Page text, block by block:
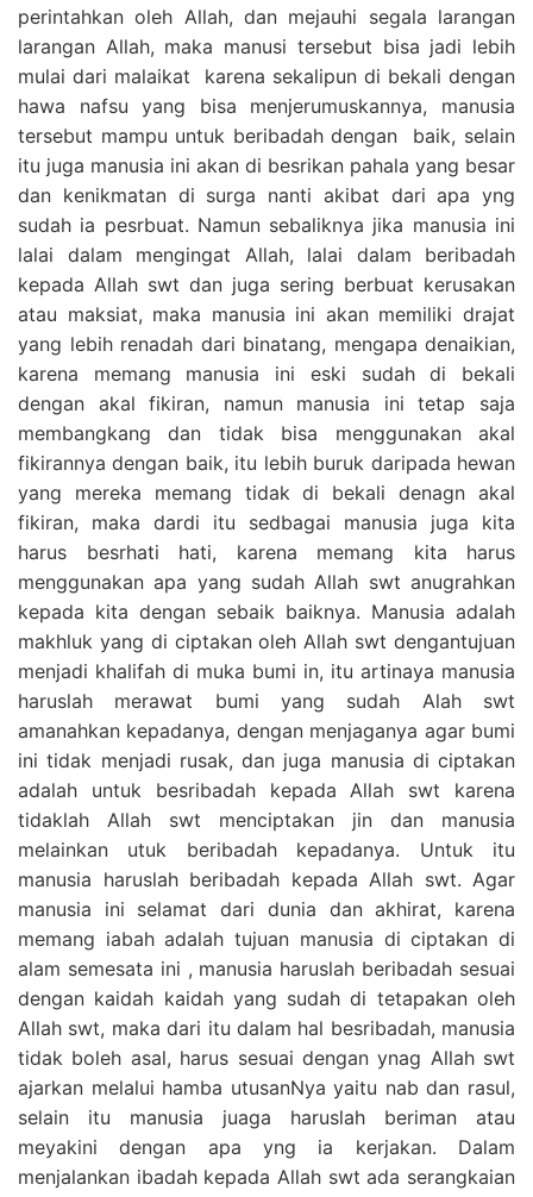
perintahkan oleh Allah, dan mejauhi segala larangan
larangan Allah, maka manusi tersebut bisa jadi lebih
mulai dari malaikat karena sekalipun di bekali dengan
hawa nafsu yang bisa menjerumuskannya, manusia
tersebut mampu untuk beribadah dengan baik, selain
itu juga manusia ini akan di besrikan pahala yang besar
dan kenikmatan di surga nanti akibat dari apa yng
sudah ia pesrbuat. Namun sebaliknya jika manusia ini
lalai dalam mengingat Allah, lalai dalam beribadah
kepada Allah swt dan juga sering berbuat kerusakan
atau maksiat, maka manusia ini akan memiliki drajat
yang lebih renadah dari binatang, mengapa denaikian,
karena memang manusia ini eski sudah di bekali
dengan akal fikiran, namun manusia ini tetap saja
membangkang dan tidak bisa menggunakan akal
fikirannya dengan baik, itu lebih buruk daripada hewan
yang mereka memang tidak di bekali denagn akal
fikiran, maka dardi itu sedbagai manusia juga kita
harus besrhati hati, karena memang kita harus
menggunakan apa yang sudah Allah swt anugrahkan
kepada kita dengan sebaik baiknya. Manusia adalah
makhluk yang di ciptakan oleh Allah swt dengantujuan
menjadi khalifah di muka bumi in, itu artinaya manusia
haruslah merawat bumi yang sudah Alah swt
amanahkan kepadanya, dengan menjaganya agar bumi
ini tidak menjadi rusak, dan juga manusia di ciptakan
adalah untuk besribadah kepada Allah swt karena
tidaklah Allah swt menciptakan jin dan manusia
melainkan utuk beribadah kepadanya. Untuk itu
manusia haruslah beribadah kepada Allah swt. Agar
manusia ini selamat dari dunia dan akhirat, karena
memang iabah adalah tujuan manusia di ciptakan di
alam semesata ini , manusia haruslah beribadah sesuai
dengan kaidah kaidah yang sudah di tetapakan oleh
Allah swt, maka dari itu dalam hal besribadah, manusia
tidak boleh asal, harus sesuai dengan ynag Allah swt
ajarkan melalui hamba utusanNya yaitu nab dan rasul,
selain itu manusia juaga haruslah beriman atau
meyakini dengan apa yng ia kerjakan. Dalam
menjalankan ibadah kepada Allah swt ada serangkaian